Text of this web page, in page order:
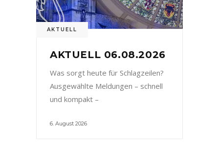
AKTUELL
AKTUELL 06.08.2026
Was sorgt heute für Schlagzeilen?
Ausgewählte Meldungen – schnell
und kompakt –
6. August 2026